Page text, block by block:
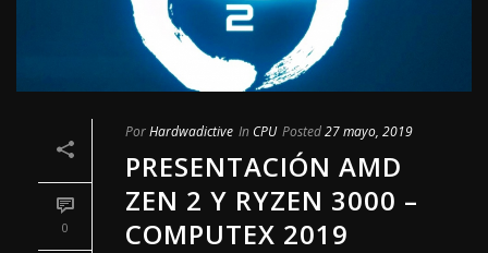
0
PorHardwadictive In CPU Posted27 mayo, 2019
PRESENTACIÓN AMD
ZEN 2 Y RYZEN 3000 –
COMPUTEX 2019